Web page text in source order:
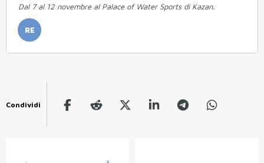
Dal 7 al 12 novembre al Palace of Water Sports di Kazan.
RE
Condividi